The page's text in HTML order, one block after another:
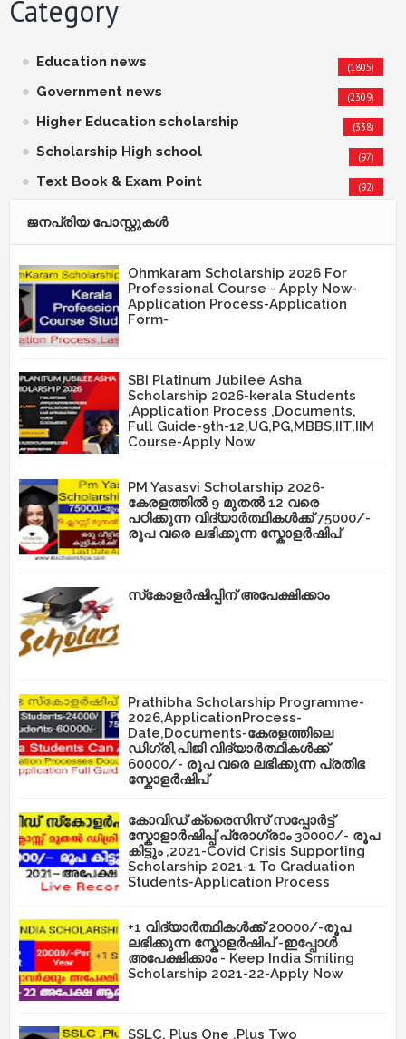
Category
Education news (1805)
Government news (2309)
Higher Education scholarship (338)
Scholarship High school (97)
Text Book & Exam Point (92)
ജനപ്രിയ പോസ്റ്റുകള്‍‌
Ohmkaram Scholarship 2026 For
Professional Course - Apply Now-
Application Process-Application
Form-
SBI Platinum Jubilee Asha
Scholarship 2026-kerala Students
,Application Process ,Documents,
Full Guide-9th-12,UG,PG,MBBS,IIT,IIM
Course-Apply Now
PM Yasasvi Scholarship 2026-
കേരളത്തിൽ 9 മുതൽ 12 വരെ
പഠിക്കുന്ന വിദ്യാർത്ഥികൾക്ക് 75000/-
രൂപ വരെ ലഭിക്കുന്ന സ്കോളർഷിപ്
സ്‌കോളർഷിപ്പിന് അപേക്ഷിക്കാം
Prathibha Scholarship Programme-
2026,ApplicationProcess-
Date,Documents-കേരളത്തിലെ
ഡിഗ്രി,പിജി വിദ്യാർത്ഥികൾക്ക്
60000/- രൂപ വരെ ലഭിക്കുന്ന പ്രതിഭ
സ്കോളർഷിപ്
കോവിഡ് ക്രൈസിസ് സപ്പോർട്ട്
സ്കോളാർഷിപ്പ് പ്രോഗ്രാം 30000/- രൂപ
കിട്ടും ,2021-Covid Crisis Supporting
Scholarship 2021-1 To Graduation
Students-Application Process
+1 വിദ്യാർത്ഥികൾക്ക് 20000/-രൂപ
ലഭിക്കുന്ന സ്കോളർഷിപ് -ഇപ്പോൾ
അപേക്ഷിക്കാം - Keep India Smiling
Scholarship 2021-22-Apply Now
SSLC, Plus One ,Plus Two